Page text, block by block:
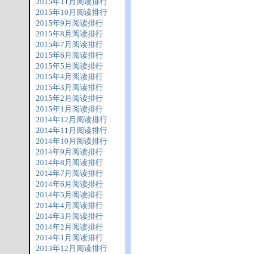
2015年10月阅读排行
2015年9月阅读排行
2015年8月阅读排行
2015年7月阅读排行
2015年6月阅读排行
2015年5月阅读排行
2015年4月阅读排行
2015年3月阅读排行
2015年2月阅读排行
2015年1月阅读排行
2014年12月阅读排行
2014年11月阅读排行
2014年10月阅读排行
2014年9月阅读排行
2014年8月阅读排行
2014年7月阅读排行
2014年6月阅读排行
2014年5月阅读排行
2014年4月阅读排行
2014年3月阅读排行
2014年2月阅读排行
2014年1月阅读排行
2013年12月阅读排行